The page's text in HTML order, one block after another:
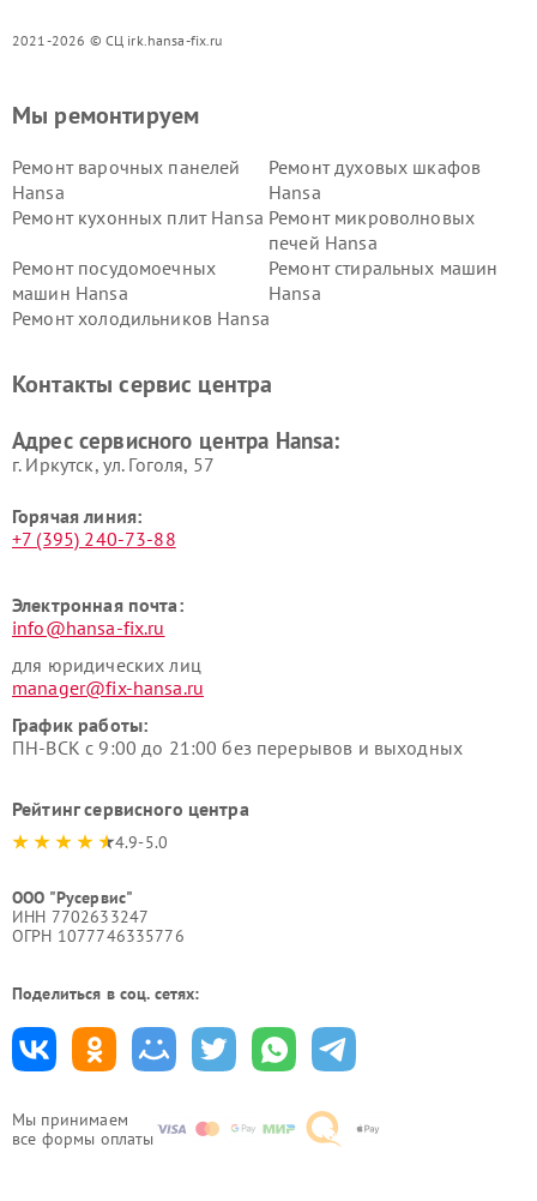
2021-2026 © СЦ irk.hansa-fix.ru
Мы принимаем
все формы оплаты
Мы ремонтируем
Ремонт варочных панелей
Hansa
Ремонт духовых шкафов
Hansa
Ремонт кухонных плит Hansa Ремонт микроволновых
печей Hansa
Ремонт посудомоечных
машин Hansa
Ремонт стиральных машин
Hansa
Ремонт холодильников Hansa
Контакты сервис центра
Адрес сервисного центра Hansa:
г. Иркутск, ул. ​Гоголя, 57
Горячая линия:
+7 (395) 240-73-88
Электронная почта:
info@hansa-fix.ru
для юридических лиц
manager@fix-hansa.ru
График работы:
ПН-ВСК с 9:00 до 21:00 без перерывов и выходных
Рейтинг сервисного центра
4.9-5.0
ООО "Русервис"
ИНН 7702633247
ОГРН 1077746335776
Поделиться в соц. сетях: